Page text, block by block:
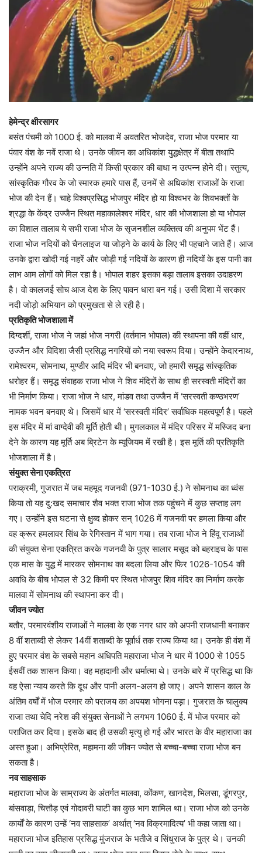
हेमेन्द्र क्षीरसागर
बसंत पंचमी को 1000 ई. को मालवा में अवतरित भोजदेव, राजा भोज परमार या
पंवार वंश के नवें राजा थे। उनके जीवन का अधिकांश युद्धक्षेत्र में बीता तथापि
उन्होंने अपने राज्य की उन्नति में किसी प्रकार की बाधा न उत्पन्न होने दी। स्तुत्य,
सांस्कृतिक गौरव के जो स्मारक हमारे पास हैं, उनमें से अधिकांश राजाओं के राजा
भोज की देन हैं। चाहे विश्वप्रसिद्ध भोजपुर मंदिर हो या विश्वभर के शिवभक्तों के
श्रद्धा के केंद्र उज्जैन स्थित महाकालेश्वर मंदिर, धार की भोजशाला हो या भोपाल
का विशाल तालाब ये सभी राजा भोज के सृजनशील व्यक्तित्व की अनुपम भेंट हैं।
राजा भोज नदियों को चैनलाइज या जोड़ने के कार्य के लिए भी पहचाने जाते हैं। आज
उनके द्वारा खोदी गई नहरें और जोड़ी गई नदियों के कारण ही नदियों के इस पानी का
लाभ आम लोगों को मिल रहा है। भोपाल शहर इसका बड़ा तालाब इसका उदाहरण
है। वो कालजई सोच आज देश के लिए पावन धारा बन गई। उसी दिशा में सरकार
नदी जोड़ो अभियान को प्रमुखता से ले रही है।
प्रतिकृति भोजशाला में
दिग्दर्शी, राजा भोज ने जहां भोज नगरी (वर्तमान भोपाल) की स्थापना की वहीं धार,
उज्जैन और विदिशा जैसी प्रसिद्ध नगरियों को नया स्वरूप दिया। उन्होंने केदारनाथ,
रामेश्वरम, सोमनाथ, मुण्डीर आदि मंदिर भी बनवाए, जो हमारी समृद्ध सांस्कृतिक
धरोहर हैं। समृद्ध संवाहक राजा भोज ने शिव मंदिरों के साथ ही सरस्वती मंदिरों का
भी निर्माण किया। राजा भोज ने धार, मांडव तथा उज्जैन में ‘सरस्वती कण्ठभरण’
नामक भवन बनवाए थे। जिसमें धार में ‘सरस्वती मंदिर’ सर्वाधिक महत्वपूर्ण है। पहले
इस मंदिर में मां वाग्देवी की मूर्ति होती थी। मुगलकाल में मंदिर परिसर में मस्जिद बना
देने के कारण यह मूर्ति अब ब्रिटेन के म्यूजियम में रखी है। इस मूर्ति की प्रतिकृति
भोजशाला में है।
संयुक्त सेना एकत्रित
पराक्रमी, गुजरात में जब महमूद गजनवी (971-1030 ई.) ने सोमनाथ का ध्वंस
किया तो यह दु:खद समाचार शैव भक्त राजा भोज तक पहुंचने में कुछ सप्ताह लग
गए। उन्होंने इस घटना से क्षुब्द होकर सन् 1026 में गजनवी पर हमला किया और
वह क्रूर हमलावर सिंध के रेगिस्तान में भाग गया। तब राजा भोज ने हिंदू राजाओं
की संयुक्त सेना एकत्रित करके गजनवी के पुत्र सालार मसूद को बहराइच के पास
एक मास के युद्ध में मारकर सोमनाथ का बदला लिया और फिर 1026-1054 की
अवधि के बीच भोपाल से 32 किमी पर स्थित भोजपुर शिव मंदिर का निर्माण करके
मालवा में सोमनाथ की स्थापना कर दी।
जीवन ज्योत
बतौर, परमारवंशीय राजाओं ने मालवा के एक नगर धार को अपनी राजधानी बनाकर
8 वीं शताब्दी से लेकर 14वीं शताब्दी के पूर्वार्ध तक राज्य किया था। उनके ही वंश में
हुए परमार वंश के सबसे महान अधिपति महाराजा भोज ने धार में 1000 से 1055
ईसवीं तक शासन किया। वह महादानी और धर्मात्मा थे। उनके बारे में प्रसिद्ध था कि
वह ऐसा न्याय करते कि दूध और पानी अलग-अलग हो जाए। अपने शासन काल के
अंतिम वर्षों में भोज परमार को पराजय का अपयश भोगना पड़ा। गुजरात के चालुक्य
राजा तथा चेदि नरेश की संयुक्त सेनाओं ने लगभग 1060 ई. में भोज परमार को
पराजित कर दिया। इसके बाद ही उसकी मृत्यु हो गई और भारत के वीर महाराजा का
अस्त हुआ। अभिप्रेरित, महामना की जीवन ज्योत से बच्चा-बच्चा राजा भोज बन
सकता है।
नव साहसाक
महाराजा भोज के साम्राज्य के अंतर्गत मालवा, कोंकण, खानदेश, भिलसा, डूंगरपुर,
बांसवाड़ा, चित्तौड़ एवं गोदावरी घाटी का कुछ भाग शामिल था। राजा भोज को उनके
कार्यों के कारण उन्हें ‘नव साहसाक’ अर्थात् ‘नव विक्रमादित्य’ भी कहा जाता था।
महाराजा भोज इतिहास प्रसिद्ध मुंजराज के भतीजे व सिंधुराज के पुत्र थे। उनकी